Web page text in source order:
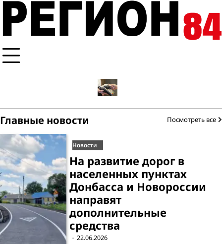
Перейти
содержимому
В Херсонской области в 2025 году
18.03.2026
Главные новости Посмотреть все
Новости
На развитие дорог в
населенных пунктах
Донбасса и Новороссии
направят
дополнительные
средства
22.06.2026